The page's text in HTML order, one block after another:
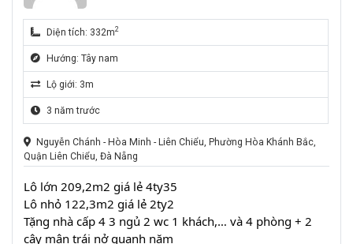
Diện tích: 332m2
Hướng: Tây nam
Lộ giới: 3m
3 năm trước
Nguyễn Chánh - Hòa Minh - Liên Chiểu, Phường Hòa Khánh Bắc,
Quận Liên Chiểu, Đà Nẵng
Lô lớn 209,2m2 giá lẻ 4ty35
Lô nhỏ 122,3m2 giá lẻ 2ty2
Tặng nhà cấp 4 3 ngủ 2 wc 1 khách,… và 4 phòng + 2
cây mận trái nở quanh năm